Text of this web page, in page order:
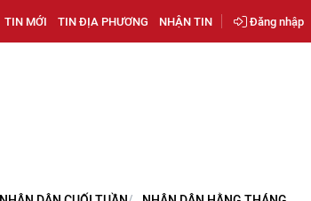
TIN MỚI TIN ĐỊA PHƯƠNG NHẬN TIN Đăng nhập